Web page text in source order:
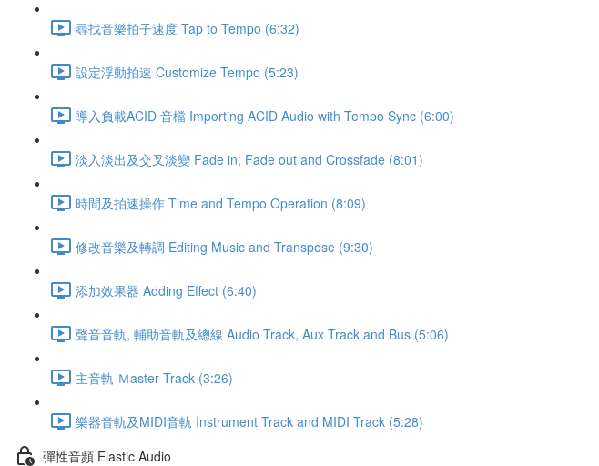
尋找音樂拍子速度 Tap to Tempo (6:32)
設定浮動拍速 Customize Tempo (5:23)
導入負載ACID 音檔 Importing ACID Audio with Tempo Sync (6:00)
淡入淡出及交叉淡變 Fade in, Fade out and Crossfade (8:01)
時間及拍速操作 Time and Tempo Operation (8:09)
修改音樂及轉調 Editing Music and Transpose (9:30)
添加效果器 Adding Effect (6:40)
聲音音軌, 輔助音軌及總線 Audio Track, Aux Track and Bus (5:06)
主音軌 Ｍaster Track (3:26)
樂器音軌及MIDI音軌 Instrument Track and MIDI Track (5:28)
彈性音頻 Elastic Audio